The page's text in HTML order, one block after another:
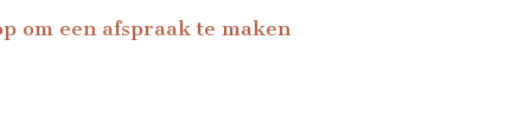
om een afspraak te maken